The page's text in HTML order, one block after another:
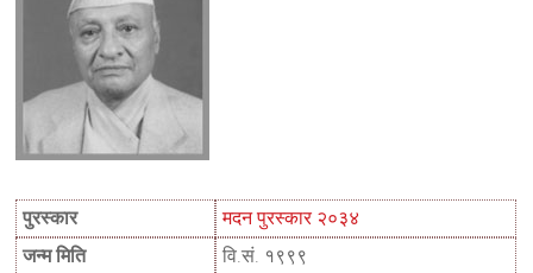
पुरस्कार
मदन पुरस्कार २०३४
जन्म मिति
वि.सं. १९९९